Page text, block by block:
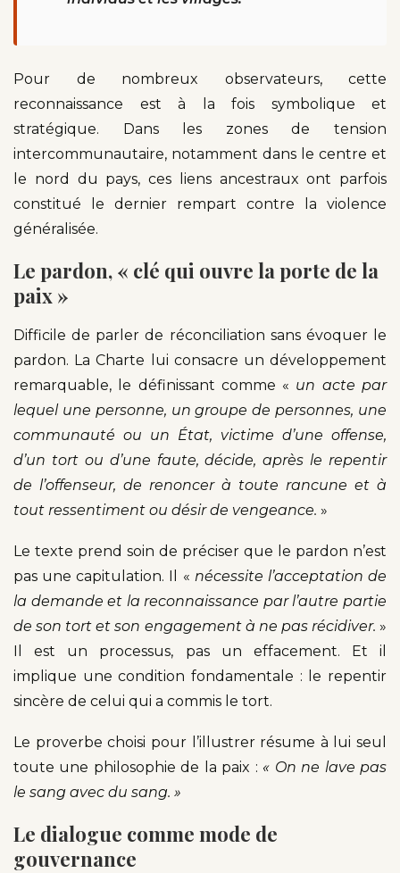
Pour de nombreux observateurs, cette
reconnaissance est à la fois symbolique et
stratégique. Dans les zones de tension
intercommunautaire, notamment dans le centre et
le nord du pays, ces liens ancestraux ont parfois
constitué le dernier rempart contre la violence
généralisée.
Le pardon, « clé qui ouvre la porte de la
paix »
Difficile de parler de réconciliation sans évoquer le
pardon. La Charte lui consacre un développement
remarquable, le définissant comme « un acte par
lequel une personne, un groupe de personnes, une
communauté ou un État, victime d’une offense,
d’un tort ou d’une faute, décide, après le repentir
de l’offenseur, de renoncer à toute rancune et à
tout ressentiment ou désir de vengeance. »
Le texte prend soin de préciser que le pardon n’est
pas une capitulation. Il « nécessite l’acceptation de
la demande et la reconnaissance par l’autre partie
de son tort et son engagement à ne pas récidiver. »
Il est un processus, pas un effacement. Et il
implique une condition fondamentale : le repentir
sincère de celui qui a commis le tort.
Le proverbe choisi pour l’illustrer résume à lui seul
toute une philosophie de la paix : « On ne lave pas
le sang avec du sang. »
Le dialogue comme mode de
gouvernance